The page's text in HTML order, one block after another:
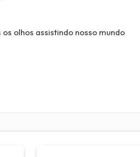
olhos assistindo nosso mundo